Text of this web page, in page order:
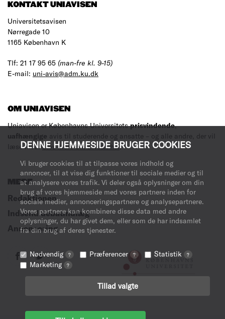
DENNE HJEMMESIDE BRUGER COOKIES
Vi bruger cookies til at tilpasse vores indhold og
annoncer, til at vise dig funktioner til sociale medier og til
at analysere vores trafik. Vi deler også oplysninger om din
brug af vores hjemmeside med vores partnere inden for
sociale medier, annonceringspartnere og analysepartnere.
Vores partnere kan kombinere disse data med andre
oplysninger, du har givet dem, eller som de har indsamlet
fra din brug af deres tjenester.
Nødvendig ? Præferencer ? Statistik ?
Marketing ?
Tillad valgte
KONTAKT UNIAVISEN
Universitetsavisen
Nørregade 10
1165 København K
Tlf: 21 17 95 65 (man-fre kl. 9-15)
E-mail: uni-avis@adm.ku.dk
OM UNIAVISEN
Uniavisen er Københavns Universitetsprisvindende,
uafhængige avis til studerende og ansatte – og alle andre, der vil
læse med.Læs mere om avisen her.
MERE
Redaktionen
Indsend debatindlæg
Annoncering